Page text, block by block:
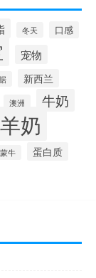
冬天 口感
宠物
新西兰
澳洲 牛奶
羊奶
蒙牛 蛋白质